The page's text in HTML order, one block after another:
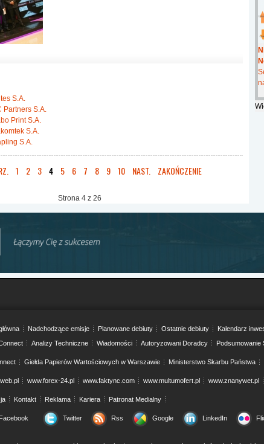
S.A.
Partners S.A.
Print S.A.
S.A.
S.A.
1 2 3 4 5 6 7 8 9 10 NAST. ZAKOŃCZENIE
Strona 4 z 26
Nadchodzące emisje Planowane debiuty Ostatnie debiuty Kalendarz
Analizy Techniczne Wiadomości Autoryzowani Doradcy Podsumowanie
Giełda Papierów Wartościowych w Warszawie Ministerstwo Skarbu Państwa
www.forex-24.pl www.faktync.com www.multumofert.pl www.znanywet.pl
Kontakt Reklama Kariera Patronat Medialny
Facebook Twitter Rss Google LinkedIn